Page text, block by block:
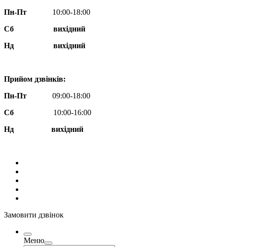
Пн-Пт
10:00-18:00
Сб
вихідний
Нд
вихідний
Прийом дзвінків:
Пн-Пт
09:00-18:00
Сб
10:00-16:00
Нд вихідний
Замовити дзвінок
Меню